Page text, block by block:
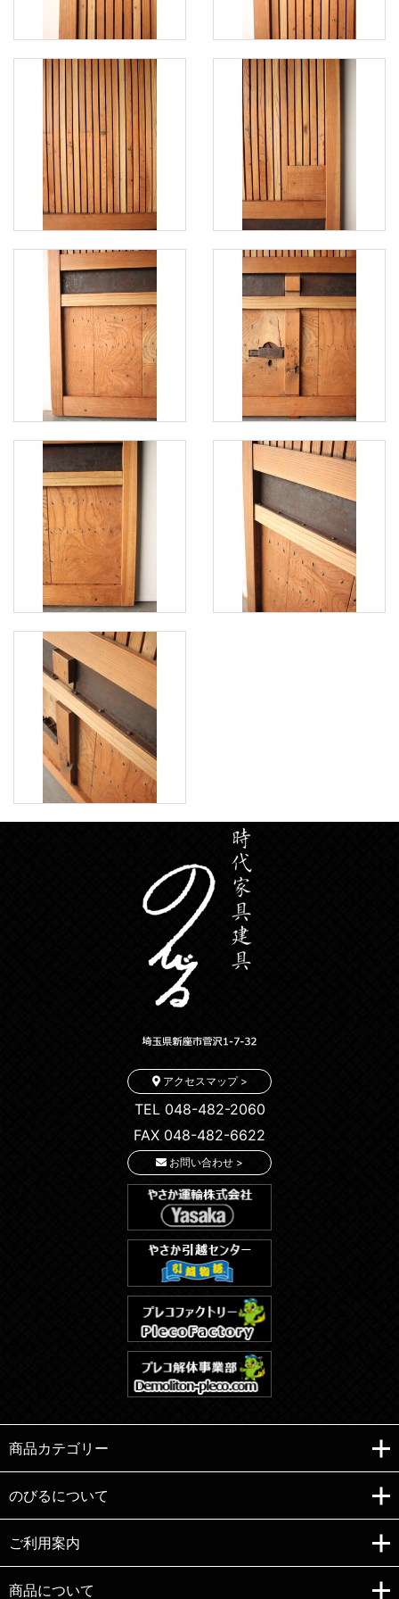
アクセスマップ >
TEL 048-482-2060
FAX 048-482-6622
お問い合わせ >
商品カテゴリー
のびるについて
ご利用案内
商品についてCopyright (C)e-nobiru All right reserved.